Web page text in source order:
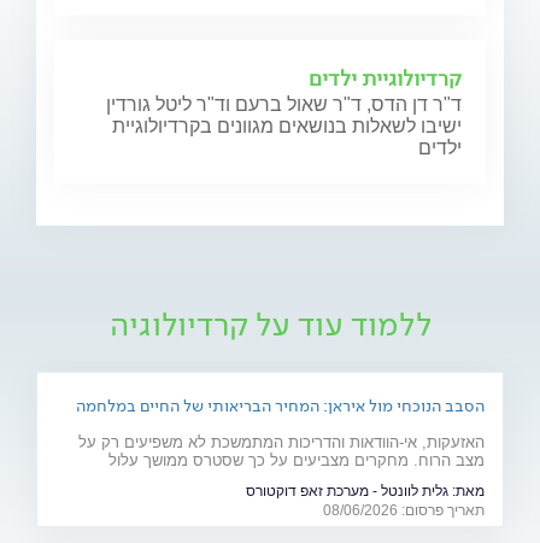
קרדיולוגיית ילדים
ד"ר דן הדס, ד"ר שאול ברעם וד"ר ליטל גורדין
ישיבו לשאלות בנושאים מגוונים בקרדיולוגיית
ילדים
ללמוד עוד על קרדיולוגיה
הסבב הנוכחי מול איראן: המחיר הבריאותי של החיים במלחמה
האזעקות, אי-הוודאות והדריכות המתמשכת לא משפיעים רק על
מצב הרוח. מחקרים מצביעים על כך שסטרס ממושך עלול
מהלב ועד העור, אילו תופעות בריאותיות עלולות להתגבר בתקופות
של מתיחות ביטחונית ומה ניתן לעשות כדי לשמור על הבריאות
שלנו?
מאת: גלית לוונטל - מערכת זאפ דוקטורס
תאריך פרסום: 08/06/2026